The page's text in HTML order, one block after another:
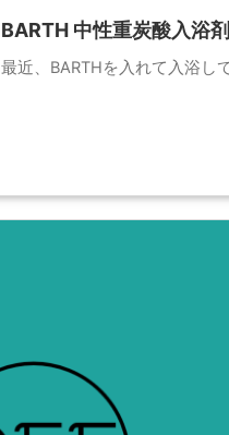
BARTH 中性重炭酸入浴剤
最近、BARTHを入れて入浴し